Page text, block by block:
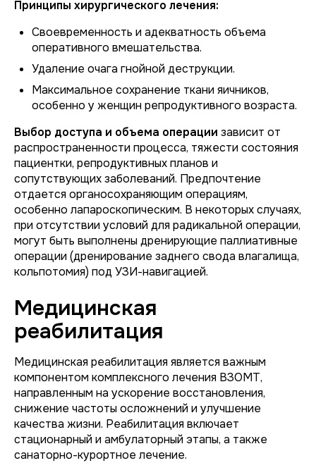
Принципы хирургического лечения:
Своевременность и адекватность объема
оперативного вмешательства.
Удаление очага гнойной деструкции.
Максимальное сохранение ткани яичников,
особенно у женщин репродуктивного возраста.
Выбор доступа и объема операции зависит от
распространенности процесса, тяжести состояния
пациентки, репродуктивных планов и
сопутствующих заболеваний. Предпочтение
отдается органосохраняющим операциям,
особенно лапароскопическим. В некоторых случаях,
при отсутствии условий для радикальной операции,
могут быть выполнены дренирующие паллиативные
операции (дренирование заднего свода влагалища,
кольпотомия) под УЗИ-навигацией.
Медицинская
реабилитация
Медицинская реабилитация является важным
компонентом комплексного лечения ВЗОМТ,
направленным на ускорение восстановления,
снижение частоты осложнений и улучшение
качества жизни. Реабилитация включает
стационарный и амбулаторный этапы, а также
санаторно-курортное лечение.